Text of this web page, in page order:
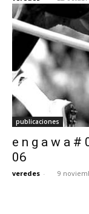
publicaciones
e n g a w a #
06
veredes - 9